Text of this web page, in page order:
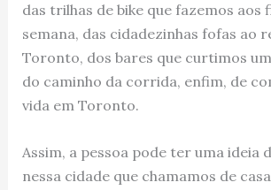
das trilhas de bike que fazemos aos
semana, das cidadezinhas fofas ao
Toronto, dos bares que curtimos
do caminho da corrida, enfim, de
vida em Toronto.
Assim, a pessoa pode ter uma ideia
nessa cidade que chamamos de